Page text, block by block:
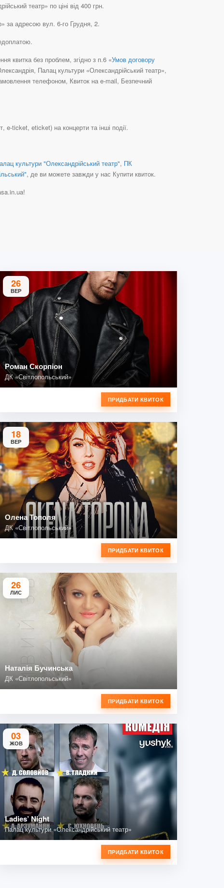
театр» по ціні від 400 грн.
за адресою вул. 6-го Грудня, 2.
квитка без проблем, згідно з п.6 «Умов договору
Палац культури «Олександрійський театр»,
телефоном, Квиток на e-mail, Безпечний
ticket, eticket) на концерти та інші події.
культури "Олександрійський театр", ПК
, де ви можете завжди у нас Купити квиток.
26
ВЕР
Роман Скорпіон
ДК «Світлопольський»
ПРИДБАТИ КВИТОК
18
ВЕР
Олена Тополя
ДК «Світлопольський»
ПРИДБАТИ КВИТОК
26
ЛИС
Наталія Бучинська
ДК «Світлопольський»
ПРИДБАТИ КВИТОК
03
ЖОВ
Ladies’ Night
Палац культури «Олександрійський театр»
ПРИДБАТИ КВИТОК